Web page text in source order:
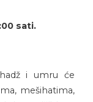
sati.
i umru će
mešihatima,